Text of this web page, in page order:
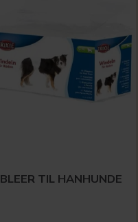
BLEER TIL HANHUNDE